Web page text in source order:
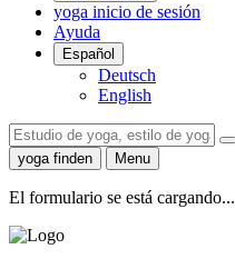
yoga inicio de sesión
Ayuda
Español
Deutsch
English
yoga finden
Menu
El formulario se está cargando...